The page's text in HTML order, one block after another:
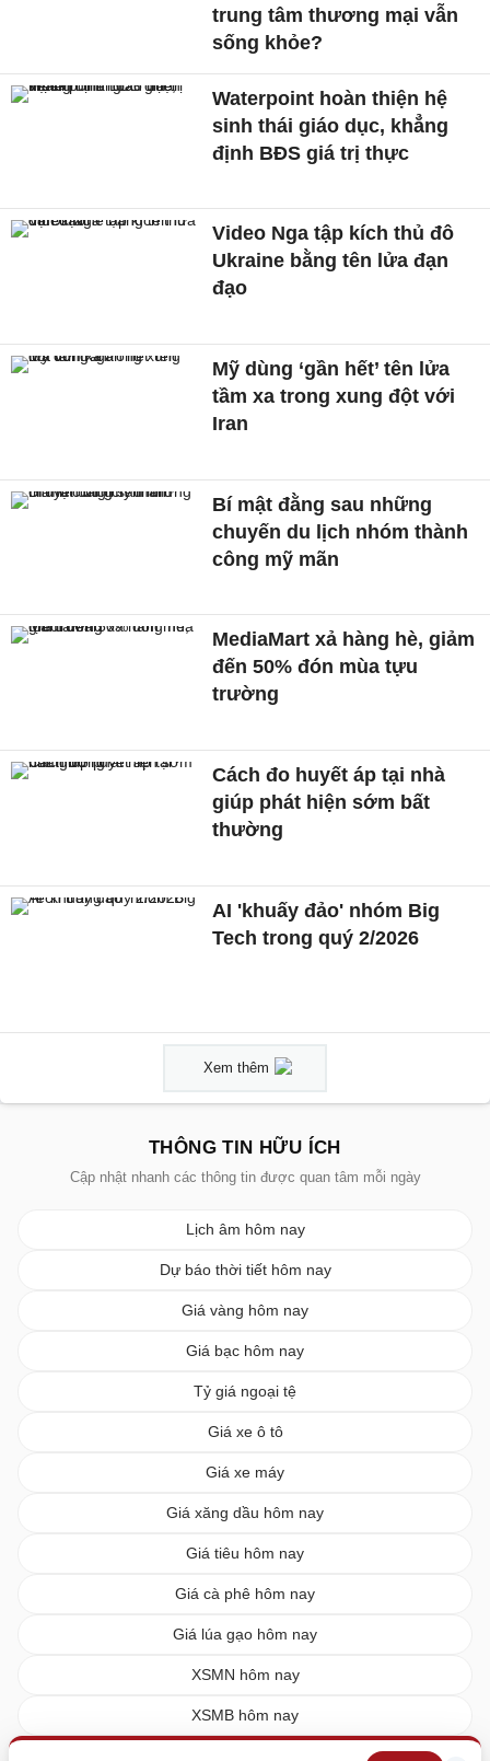
trung tâm thương mại vẫn
sống khỏe?
Waterpoint hoàn thiện hệ
sinh thái giáo dục, khẳng
định BĐS giá trị thực
Video Nga tập kích thủ đô
Ukraine bằng tên lửa đạn
đạo
Mỹ dùng ‘gần hết’ tên lửa
tầm xa trong xung đột với
Iran
Bí mật đằng sau những
chuyến du lịch nhóm thành
công mỹ mãn
MediaMart xả hàng hè, giảm
đến 50% đón mùa tựu
trường
Cách đo huyết áp tại nhà
giúp phát hiện sớm bất
thường
AI 'khuấy đảo' nhóm Big
Tech trong quý 2/2026
Xem thêm
THÔNG TIN HỮU ÍCH
Cập nhật nhanh các thông tin được quan tâm mỗi ngày
Lịch âm hôm nay
Dự báo thời tiết hôm nay
Giá vàng hôm nay
Giá bạc hôm nay
Tỷ giá ngoại tệ
Giá xe ô tô
Giá xe máy
Giá xăng dầu hôm nay
Giá tiêu hôm nay
Giá cà phê hôm nay
Giá lúa gạo hôm nay
XSMN hôm nay
XSMB hôm nay